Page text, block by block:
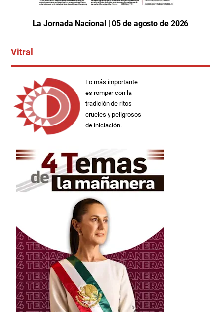
La Jornada Nacional | 05 de agosto de 2026
Vitral
Lo más importante
es romper con la
tradición de ritos
crueles y peligrosos
de iniciación.